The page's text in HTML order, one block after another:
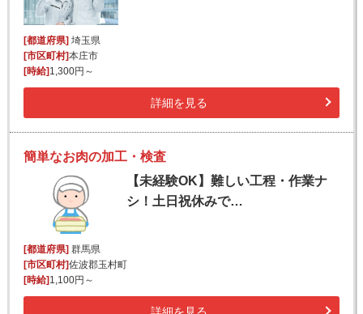
[都道府県]埼玉県
[市区町村]本庄市
[時給]1,300円～
詳細を見る
簡単なお肉の加工・検査
【未経験OK】難しい工程・作業ナ
シ！土日祝休みで…
[都道府県]群馬県
[市区町村]佐波郡玉村町
[時給]1,100円～
詳細を見る